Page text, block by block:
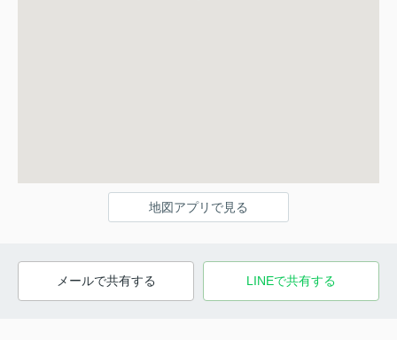
地図アプリで見る
メールで共有する LINEで共有する